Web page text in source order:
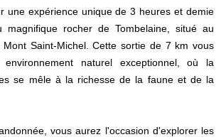
une expérience unique de 3 heures et demie
rocher de Tombelaine, situé au
Saint-Michel. Cette sortie de 7 km vous
naturel exceptionnel, où la
se mêle à la richesse de la faune et de la
vous aurez l'occasion d'explorer les